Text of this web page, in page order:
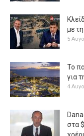
με
5
Το
για
4
στα